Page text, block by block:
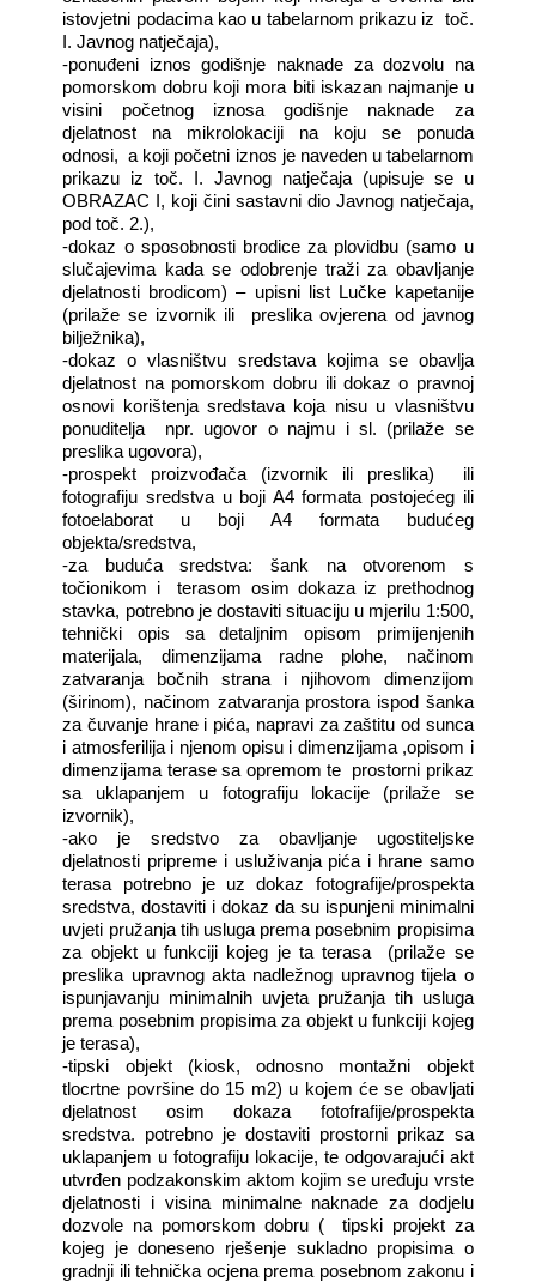
istovjetni podacima kao u tabelarnom prikazu iz
toč.
I. Javnog natječaja),
-ponuđeni iznos godišnje naknade za dozvolu na
pomorskom dobru koji mora biti iskazan najmanje u
visini početnog iznosa godišnje naknade za
djelatnost na mikrolokaciji na koju se ponuda
odnosi, a koji početni iznos je naveden u tabelarnom
prikazu iz toč. I. Javnog natječaja (upisuje se u
OBRAZAC I, koji čini sastavni dio Javnog natječaja,
pod toč. 2.),
-dokaz o sposobnosti brodice za plovidbu (samo u
slučajevima kada se odobrenje traži za obavljanje
djelatnosti brodicom) – upisni list Lučke kapetanije
(prilaže se izvornik ili
preslika ovjerena od javnog
bilježnika),
-dokaz o vlasništvu sredstava kojima se obavlja
djelatnost na pomorskom dobru ili dokaz o pravnoj
osnovi korištenja sredstava koja nisu u vlasništvu
ponuditelja
npr. ugovor o najmu i sl. (prilaže se
preslika ugovora),
-prospekt proizvođača (izvornik ili preslika)
ili
fotografiju sredstva u boji A4 formata postojećeg ili
fotoelaborat u boji A4 formata budućeg
objekta/sredstva,
-za buduća sredstva: šank na otvorenom s
točionikom i
terasom osim dokaza iz prethodnog
stavka, potrebno je dostaviti situaciju u mjerilu 1:500,
tehnički opis sa detaljnim opisom primijenjenih
materijala, dimenzijama radne plohe, načinom
zatvaranja bočnih strana i njihovom dimenzijom
(širinom), načinom zatvaranja prostora ispod šanka
za čuvanje hrane i pića, napravi za zaštitu od sunca
i atmosferilija i njenom opisu i dimenzijama ,opisom i
dimenzijama terase sa opremom te
prostorni prikaz
sa uklapanjem u fotografiju lokacije (prilaže se
izvornik),
-ako je sredstvo za obavljanje ugostiteljske
djelatnosti pripreme i usluživanja pića i hrane samo
terasa potrebno je uz dokaz fotografije/prospekta
sredstva, dostaviti i dokaz da su ispunjeni minimalni
uvjeti pružanja tih usluga prema posebnim propisima
za objekt u funkciji kojeg je ta terasa
(prilaže se
preslika upravnog akta nadležnog upravnog tijela o
ispunjavanju minimalnih uvjeta pružanja tih usluga
prema posebnim propisima za objekt u funkciji kojeg
je terasa),
-tipski objekt (kiosk, odnosno montažni objekt
tlocrtne površine do 15 m2) u kojem će se obavljati
djelatnost osim dokaza fotofrafije/prospekta
sredstva. potrebno je dostaviti prostorni prikaz sa
uklapanjem u fotografiju lokacije, te odgovarajući akt
utvrđen podzakonskim aktom kojim se uređuju vrste
djelatnosti i visina minimalne naknade za dodjelu
dozvole na pomorskom dobru (
tipski projekt za
kojeg je doneseno rješenje sukladno propisima o
gradnji ili tehnička ocjena prema posebnom zakonu i